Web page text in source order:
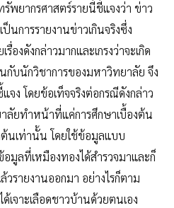
พยากรศาสตร์รายนี้ชี้แจงว่า ข่าว
การรายงานข่าวเกินจริงซึ่ง
องดังกล่าวมากและเกรงว่าจะเกิด
กับนักวิชาการของมหาวิทยาลัย จึง
ง โดยข้อเท็จจริงต่อกรณีดังกล่าว
ลัยทำหน้าที่แค่การศึกษาเบื้องต้น
ต้นเท่านั้น โดยใช้ข้อมูลแบบ
อมูลที่เหมืองทองได้สำรวจมาและก็
วรายงานออกมา อย่างไรก็ตาม
เจาะเลือดชาวบ้านด้วยตนเอง